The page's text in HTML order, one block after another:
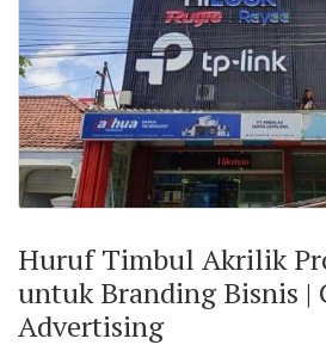
Huruf Timbul Akrilik
untuk Branding Bisnis |
Advertising